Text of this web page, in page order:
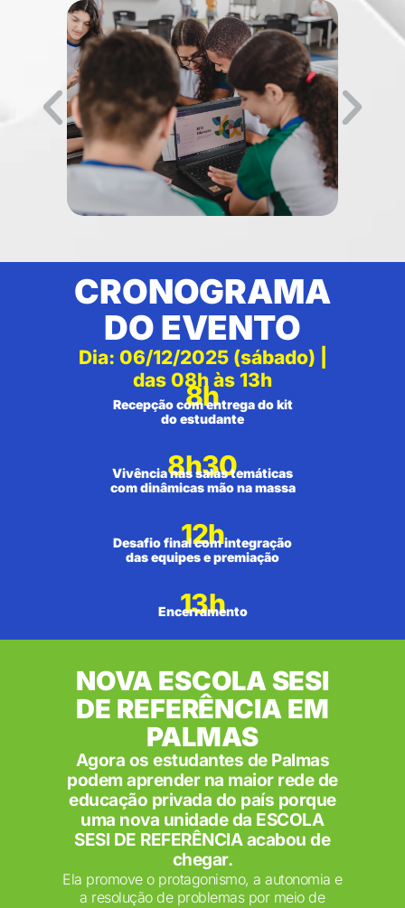
CRONOGRAMA
DO EVENTO
Dia: 06/12/2025 (sábado) |
das 08h às 13h
8h
Recepção com entrega do kit
do estudante
8h30
Vivência nas salas temáticas
com dinâmicas mão na massa
12h
Desafio final com integração
das equipes e premiação
13h
Encerramento
NOVA ESCOLA SESI
DE REFERÊNCIA EM
PALMAS
Agora os estudantes de Palmas
podem aprender na maior rede de
educação privada do país porque
uma nova unidade da ESCOLA
SESI DE REFERÊNCIA acabou de
chegar.
Ela promove o protagonismo, a autonomia e
a resolução de problemas por meio de